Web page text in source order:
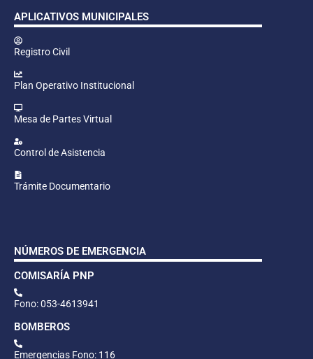
APLICATIVOS MUNICIPALES
Registro Civil
Plan Operativo Institucional
Mesa de Partes Virtual
Control de Asistencia
Trámite Documentario
NÚMEROS DE EMERGENCIA
COMISARÍA PNP
Fono: 053-4613941
BOMBEROS
Emergencias Fono: 116